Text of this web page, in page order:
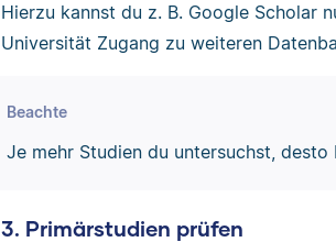
Hierzu kannst du z. B. Google Scholar
Universität Zugang zu weiteren
Beachte
Je mehr Studien du untersuchst,
3. Primärstudien prüfen